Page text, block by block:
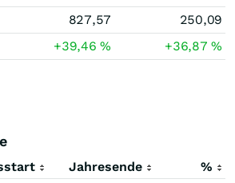
827,57
250,09
+39,46% +36,87%
Jahresende
%